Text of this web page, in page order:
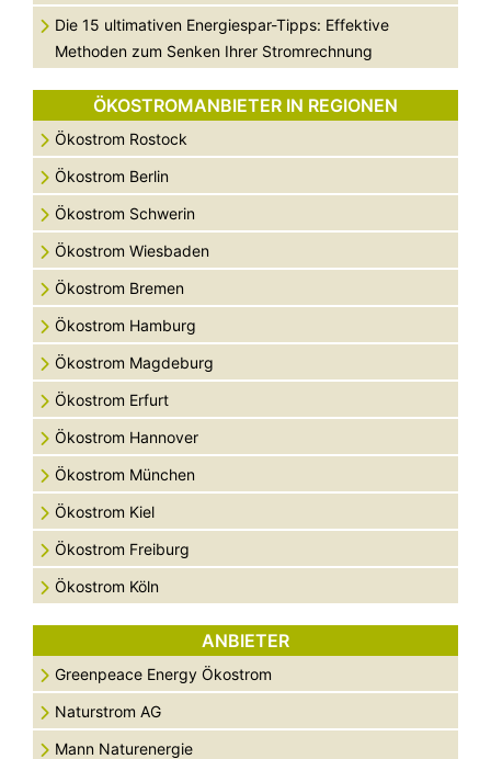
Die 15 ultimativen Energiespar-Tipps: Effektive
Methoden zum Senken Ihrer Stromrechnung
ÖKOSTROMANBIETER IN REGIONEN
Ökostrom Rostock
Ökostrom Berlin
Ökostrom Schwerin
Ökostrom Wiesbaden
Ökostrom Bremen
Ökostrom Hamburg
Ökostrom Magdeburg
Ökostrom Erfurt
Ökostrom Hannover
Ökostrom München
Ökostrom Kiel
Ökostrom Freiburg
Ökostrom Köln
ANBIETER
Greenpeace Energy Ökostrom
Naturstrom AG
Mann Naturenergie